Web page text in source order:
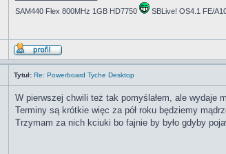
SAM440 Flex 800MHz 1GB HD7750 SBLive! OS4.1 FE/
Tytuł: Re: Powerboard Tyche Desktop
W pierwszej chwili też tak pomyślałem, ale wydaje
Terminy są krótkie więc za pół roku będziemy
Trzymam za nich kciuki bo fajnie by było gdyby